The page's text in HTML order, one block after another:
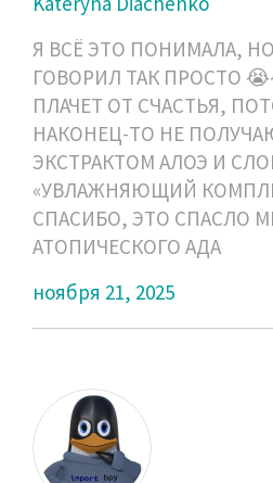
Я ВСЁ ЭТО ПОНИМАЛА,
ГОВОРИЛ ТАК ПРОСТО
ПЛАЧЕТ ОТ СЧАСТЬЯ,
НАКОНЕЦ-ТО НЕ
ЭКСТРАКТОМ АЛОЭ И
«УВЛАЖНЯЮЩИЙ
СПАСИБО, ЭТО СПАСЛО
АТОПИЧЕСКОГО АДА
ноября 21, 2025